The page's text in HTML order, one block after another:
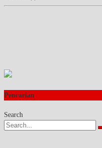
Pencarian
Search